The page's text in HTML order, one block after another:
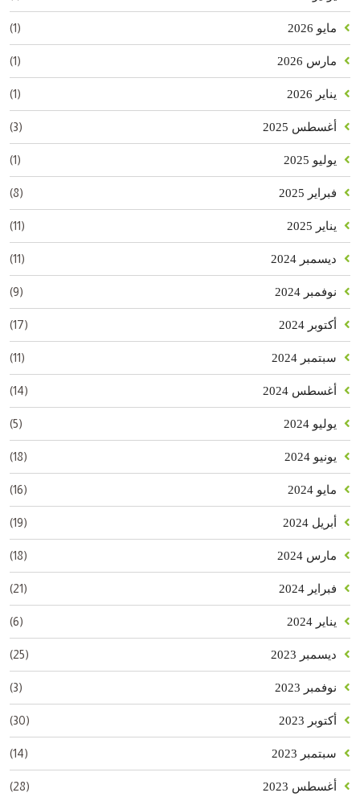
مايو 2026 (1)
مارس 2026 (1)
يناير 2026 (1)
أغسطس 2025 (3)
يوليو 2025 (1)
فبراير 2025 (8)
يناير 2025 (11)
ديسمبر 2024 (11)
نوفمبر 2024 (9)
أكتوبر 2024 (17)
سبتمبر 2024 (11)
أغسطس 2024 (14)
يوليو 2024 (5)
يونيو 2024 (18)
مايو 2024 (16)
أبريل 2024 (19)
مارس 2024 (18)
فبراير 2024 (21)
يناير 2024 (6)
ديسمبر 2023 (25)
نوفمبر 2023 (3)
أكتوبر 2023 (30)
سبتمبر 2023 (14)
أغسطس 2023 (28)